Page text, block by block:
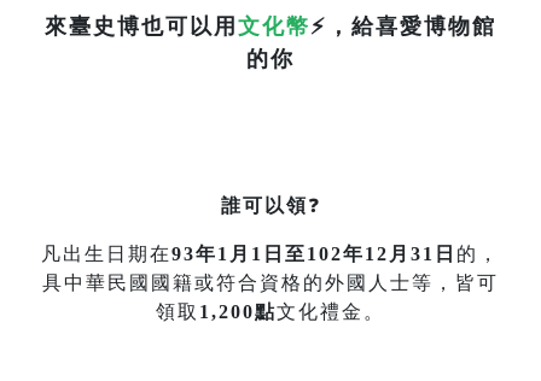
來臺史博也可以用 文化幣⚡ ，給喜愛博物館
的你
誰可以領❓
凡出生日期在93年1月1日至102年12月31日 的，
具中華民國國籍或符合資格的外國人士等，皆可
領取 1,200點文化禮金。